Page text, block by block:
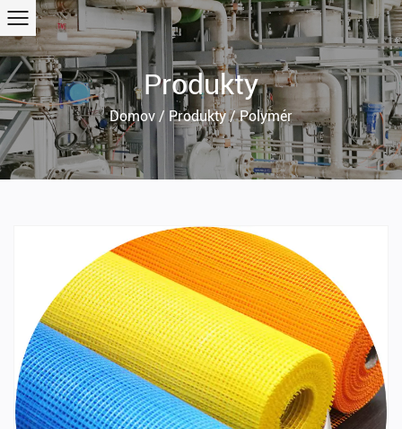
Produkty
Domov / Produkty/Polymér